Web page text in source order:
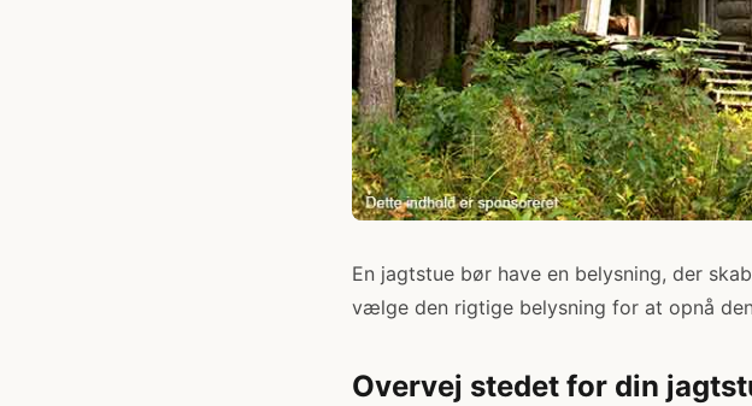
En jagtstue bør have en belysning, der
vælge den rigtige belysning for at opnå
Overvej stedet for din